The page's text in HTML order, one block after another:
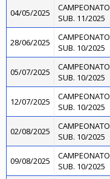
04/05/2025
SUB. 11/2025
28/06/2025
SUB. 10/2025
05/07/2025
SUB. 10/2025
12/07/2025
SUB. 10/2025
02/08/2025
SUB. 10/2025
09/08/2025
SUB. 10/2025